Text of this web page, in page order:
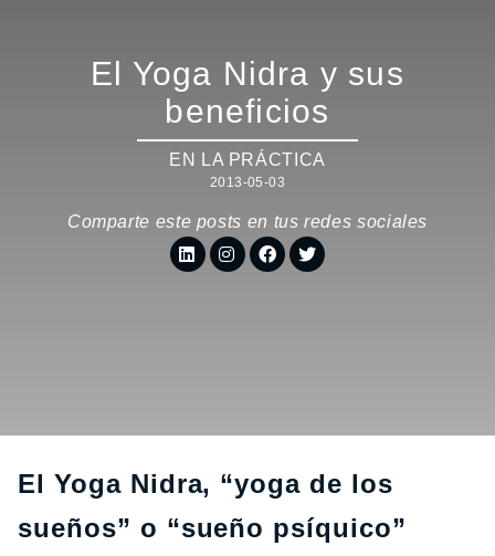
El Yoga Nidra y sus
beneficios
EN LA PRÁCTICA
2013-05-03
Comparte este posts en tus redes sociales
El Yoga Nidra, “yoga de los
sueños” o “sueño psíquico”